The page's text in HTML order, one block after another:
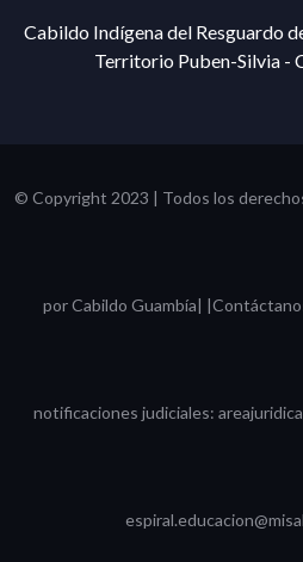
Cabildo Indígena del Resguardo
Territorio Puben-Silvia -
© Copyright 2023 | Todos los
por Cabildo Guambía|
notificaciones judiciales: